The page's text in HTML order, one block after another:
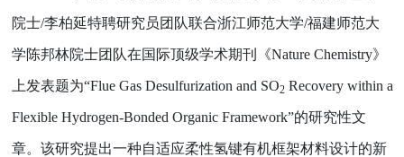
院士/李柏延特聘研究员团队联合浙江师范大学/福建师范大
学陈邦林院士团队在国际顶级学术期刊《Nature Chemistry》
上发表题为“Flue Gas Desulfurization and SO2Recovery within a
Flexible Hydrogen-Bonded Organic Framework”的研究性文
章。该研究提出一种自适应柔性氢键有机框架材料设计的新